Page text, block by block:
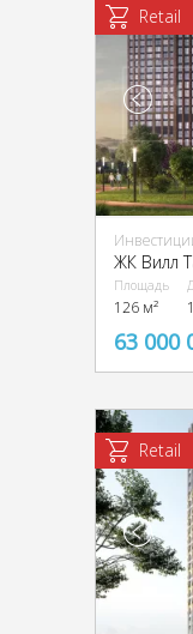
Retail
Площадь
126 м²
63 000
Retail